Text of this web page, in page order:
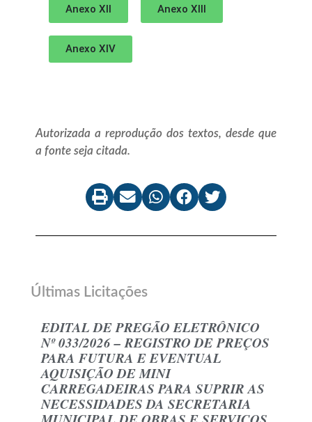
Anexo XII Anexo XIII
Anexo XIV
Autorizada a reprodução dos textos, desde que
a fonte seja citada.
Últimas Licitações
EDITAL DE PREGÃO ELETRÔNICO
Nº 033/2026 – REGISTRO DE PREÇOS
PARA FUTURA E EVENTUAL
AQUISIÇÃO DE MINI
CARREGADEIRAS PARA SUPRIR AS
NECESSIDADES DA SECRETARIA